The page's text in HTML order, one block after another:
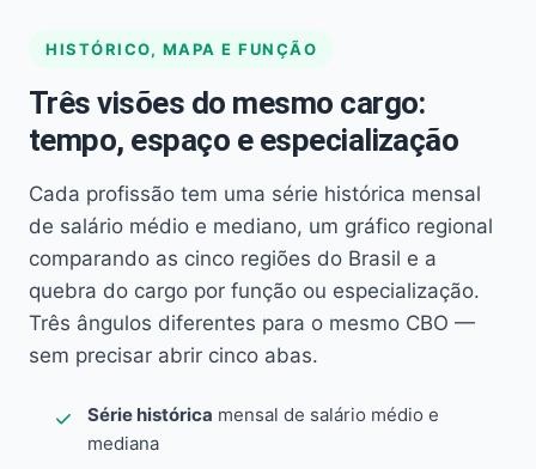
HISTÓRICO, MAPA E FUNÇÃO
Três visões do mesmo cargo:
tempo, espaço e especialização
Cada profissão tem uma série histórica mensal
de salário médio e mediano, um gráfico regional
comparando as cinco regiões do Brasil e a
quebra do cargo por função ou especialização.
Três ângulos diferentes para o mesmo CBO —
sem precisar abrir cinco abas.
Série histórica mensal de salário médio e
mediana